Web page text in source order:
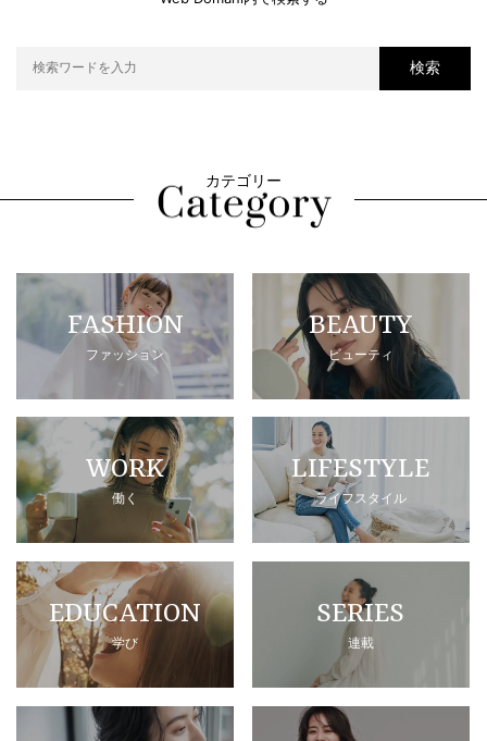
検索
カテゴリー
FASHION
ファッション
BEAUTY
ビューティ
WORK
働く
LIFESTYLE
ライフスタイル
EDUCATION
学び
SERIES
連載